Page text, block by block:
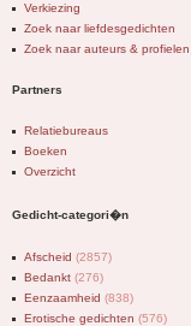
Verkiezing
Zoek naar liefdesgedichten
Zoek naar auteurs & profielen
Partners
Relatiebureaus
Boeken
Overzicht
Gedicht-categori�n
Afscheid (2857)
Bedankt (276)
Eenzaamheid (838)
Erotische gedichten (576)